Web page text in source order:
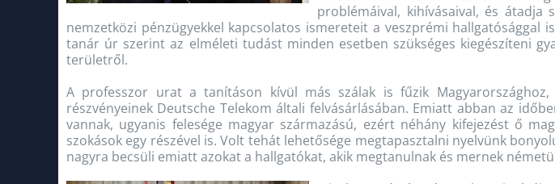
problémáival, kihívásaival, és átadja
nemzetközi pénzügyekkel kapcsolatos ismereteit a veszprémi
tanár úr szerint az elméleti tudást minden esetben szükséges kiegészíteni
területről.
A professzor urat a tanításon kívül más szálak is fűzik
részvényeinek Deutsche Telekom általi felvásárlásában. Emiatt abban az
vannak, ugyanis felesége magyar származású, ezért néhány kifejezést ő
szokások egy részével is. Volt tehát lehetősége megtapasztalni nyelvünk
nagyra becsüli emiatt azokat a hallgatókat, akik megtanulnak és mernek